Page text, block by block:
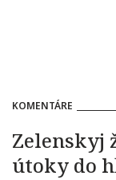
KOMENTÁRE
Zelenskyj
útoky do